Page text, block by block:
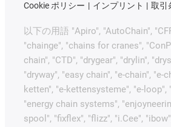
Cookie ポリシー
インプリント 取引
以下の用語 "Apiro", "AutoChain",
"chainge", "chains for cranes",
chain", "CTD", "drygear", "drylin",
"dryway", "easy chain", "e-chain", "e-
ketten", "e-kettensysteme", "e-loop",
"energy chain systems",
spool", "fixflex", "flizz", "i.Cee",